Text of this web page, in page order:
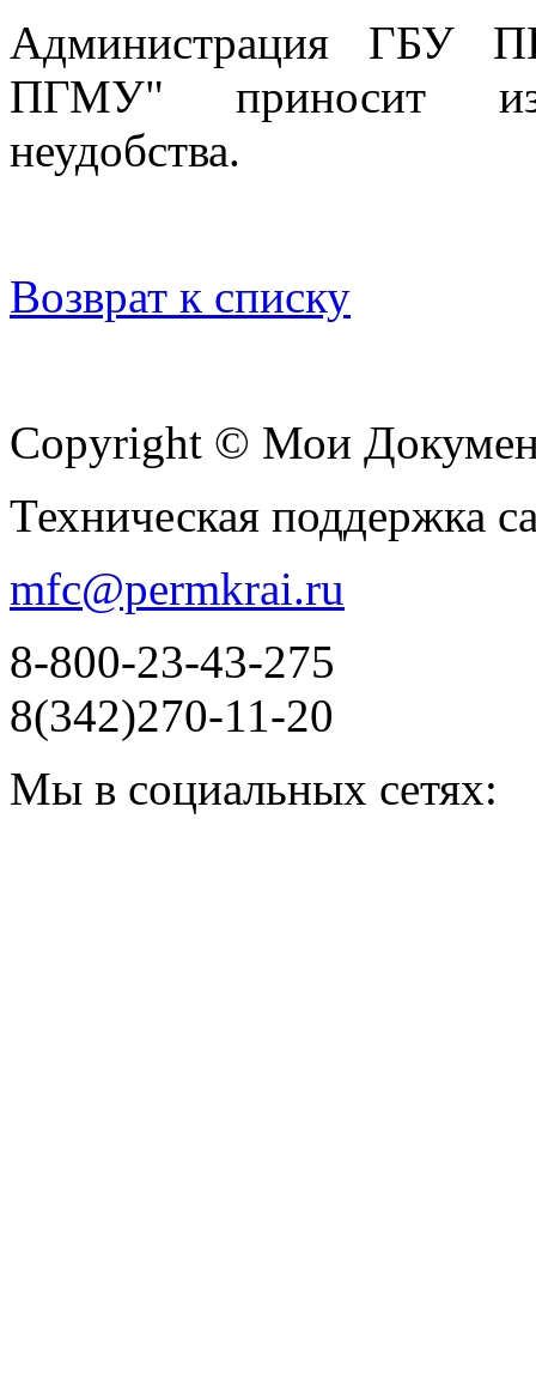
Администрация ГБУ
ПГМУ" приносит
неудобства.
Возврат к списку
Copyright © Мои
Техническая поддержка
mfc@permkrai.ru
8-800-23-43-275
8(342)270-11-20
Мы в социальных сетях: